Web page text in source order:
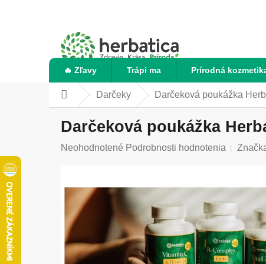
🔥 Zľavy Trápi ma Prírodná
DomovDarčeky Darčeková poukážka
Darčeková poukážka
Priemerné
je
0,0
hviezdičiek.
Neohodnotené Podrobnosti hodnotenia